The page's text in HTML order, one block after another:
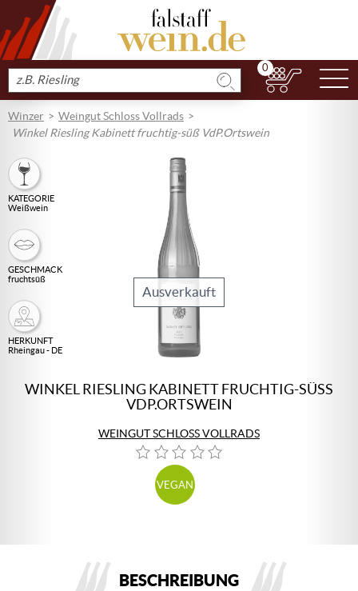
Produkt
suchen
0
Winzer
Weingut Schloss Vollrads
Winkel Riesling Kabinett fruchtig-süß VdP.Ortswein
KATEGORIE
Weißwein
GESCHMACK
fruchtsüß
HERKUNFT
Rheingau - DE
Ausverkauft
WINKEL RIESLING KABINETT FRUCHTIG-SÜSS V
DP.ORTSWEIN
WEINGUT SCHLOSS VOLLRADS
VEGAN
BESCHREIBUNG